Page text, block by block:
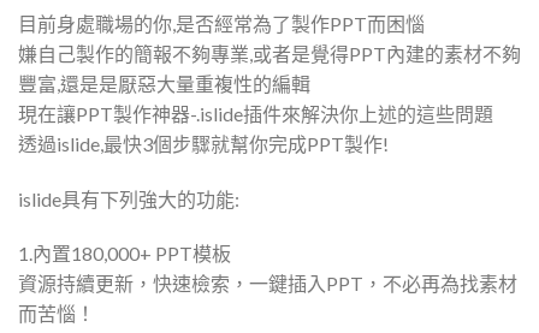
目前身處職場的你,是否經常為了製作PPT而困惱
嫌自己製作的簡報不夠專業,或者是覺得PPT內建的素材不夠
豐富,還是是厭惡大量重複性的編輯
現在讓PPT製作神器-.islide插件來解決你上述的這些問題
透過islide,最快3個步驟就幫你完成PPT製作!
islide具有下列強大的功能:
1.內置180,000+ PPT模板
資源持續更新，快速檢索，一鍵插入PPT，不必再為找素材
而苦惱！